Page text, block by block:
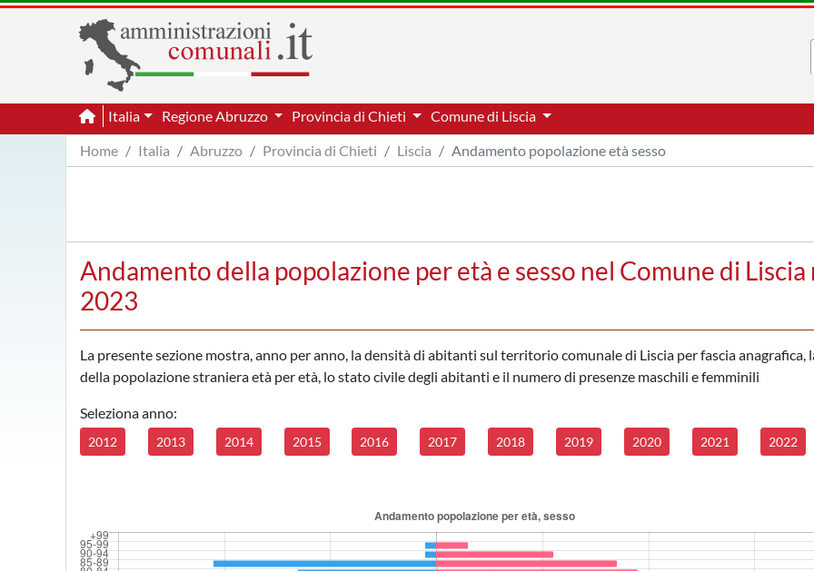
Italia Regione Abruzzo Provincia di Chieti
Comune di Liscia
Home
Italia Abruzzo Provincia di Chieti Liscia Andamento popolazione età sesso
Andamento della popolazione per età e sesso nel Comune di Liscia
2023
La presente sezione mostra, anno per anno, la densità di abitanti sul territorio comunale di Liscia per fascia anagrafica,
della popolazione straniera età per età, lo stato civile degli abitanti e il numero di presenze maschili e femminili
Seleziona anno:
2012 2013 2014 2015 2016 2017 2018 2019 2020 2021 2022